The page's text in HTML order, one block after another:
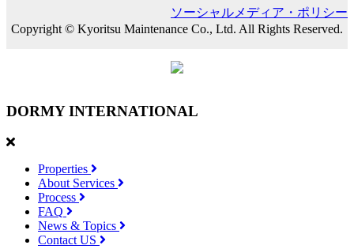
ソーシャルメディア・ポリシー
Copyright © Kyoritsu Maintenance Co., Ltd. All Rights Reserved.
DORMY INTERNATIONAL
Properties
About Services
Process
FAQ
News & Topics
Contact US